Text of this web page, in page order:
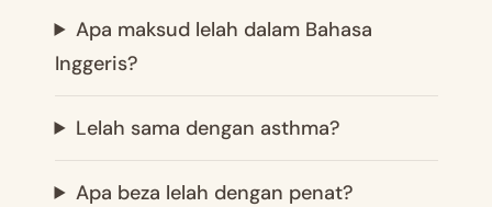
Apa maksud lelah dalam Bahasa
Inggeris?
Lelah sama dengan asthma?
Apa beza lelah dengan penat?